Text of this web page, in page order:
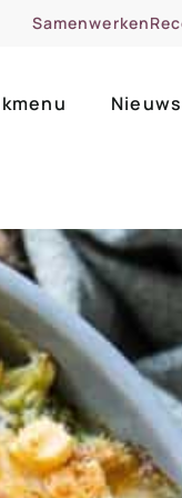
Samenwerken
zoet